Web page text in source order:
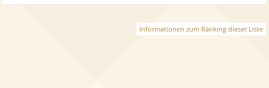
Informationen zum Ranking dieser Liste